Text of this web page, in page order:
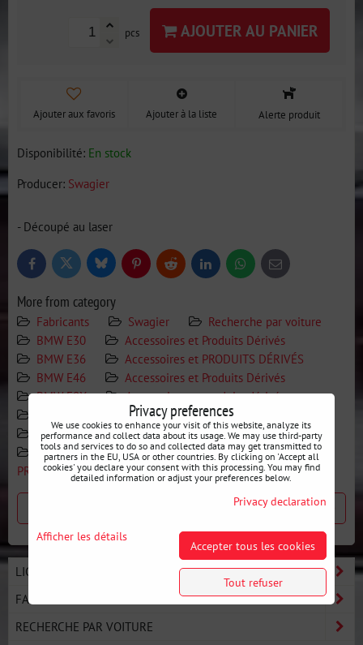
pcs AJOUTER AU PANIER
Ajouter aux favoris Ajouter à la liste Alerte produit
Disponibilité: En stock
Producer: Swagier
- Découpé au laser
FacebookTwitter BlueskyPinterestReddit LinkedInWhatsApp
E-
mail
More from category
Fabricants Swagier
Recherche par voiture
BMW E30
Accessoires et Produits Dérivés
BMW E36
Accessoires et PRODUITS DÉRIVÉS
BMW E46
Accessoires et Produits Dérivés
BMW E9X
Accessoires et produits dérivés
Accessoires et Produits Dérivés
MAZDA
Accessoires et MERCH
NISSAN
Accessoires et PRODUITS DÉRIVÉS
Accessoires et
PRODUITS DÉRIVÉS
Produit suivant
LIGNE BASIC - DÉMARREZ LE DRIFT
FABRICANTS
RECHERCHE PAR VOITURE
Privacy preferences
We use cookies to enhance your visit of this website, analyze its
performance and collect data about its usage. We may use third-party
tools and services to do so and collected data may get transmitted to
partners in the EU, USA or other countries. By clicking on 'Accept all
cookies' you declare your consent with this processing. You may find
detailed information or adjust your preferences below.
Privacy declaration
Afficher les détails
Accepter tous les cookies
Tout refuser